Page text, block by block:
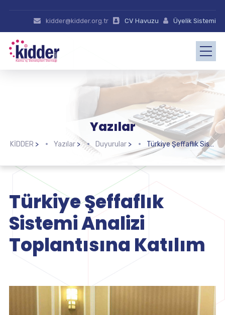
kidder@kidder.org.tr CV Havuzu Üyelik Sistemi
Yazılar
KİDDER > Yazılar> Duyurular> Türkiye Şeffaflık Sistemi Analizi Toplantısına Katılım
Türkiye Şeffaflık
Sistemi Analizi
Toplantısına Katılım